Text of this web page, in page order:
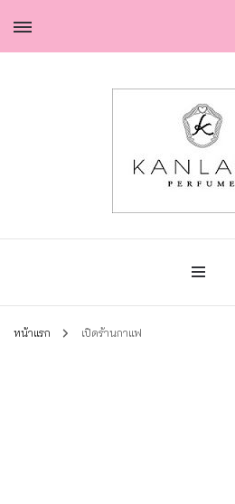
น้ำหอมกัลยา
น้ำหอมกัลยา น้ำหอมแท้แบรนด์ไทย คุณภาพยุโรป
หน้าแรก เปิดร้านกาแฟ